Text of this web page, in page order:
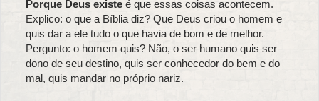
Porque Deus existe é que essas coisas acontecem.
Explico: o que a Bíblia diz? Que Deus criou o homem e
quis dar a ele tudo o que havia de bom e de melhor.
Pergunto: o homem quis? Não, o ser humano quis ser
dono de seu destino, quis ser conhecedor do bem e do
mal, quis mandar no próprio nariz.